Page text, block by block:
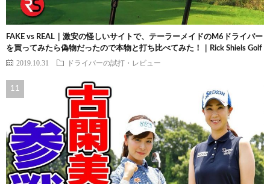
FAKE vs REAL｜激安の怪しいサイトで、テーラーメイドのM6ドライバー
を買ってみたら偽物だったので本物と打ち比べてみた！｜Rick Shiels Golf
2019.10.31 ドライバーの試打・レビュー